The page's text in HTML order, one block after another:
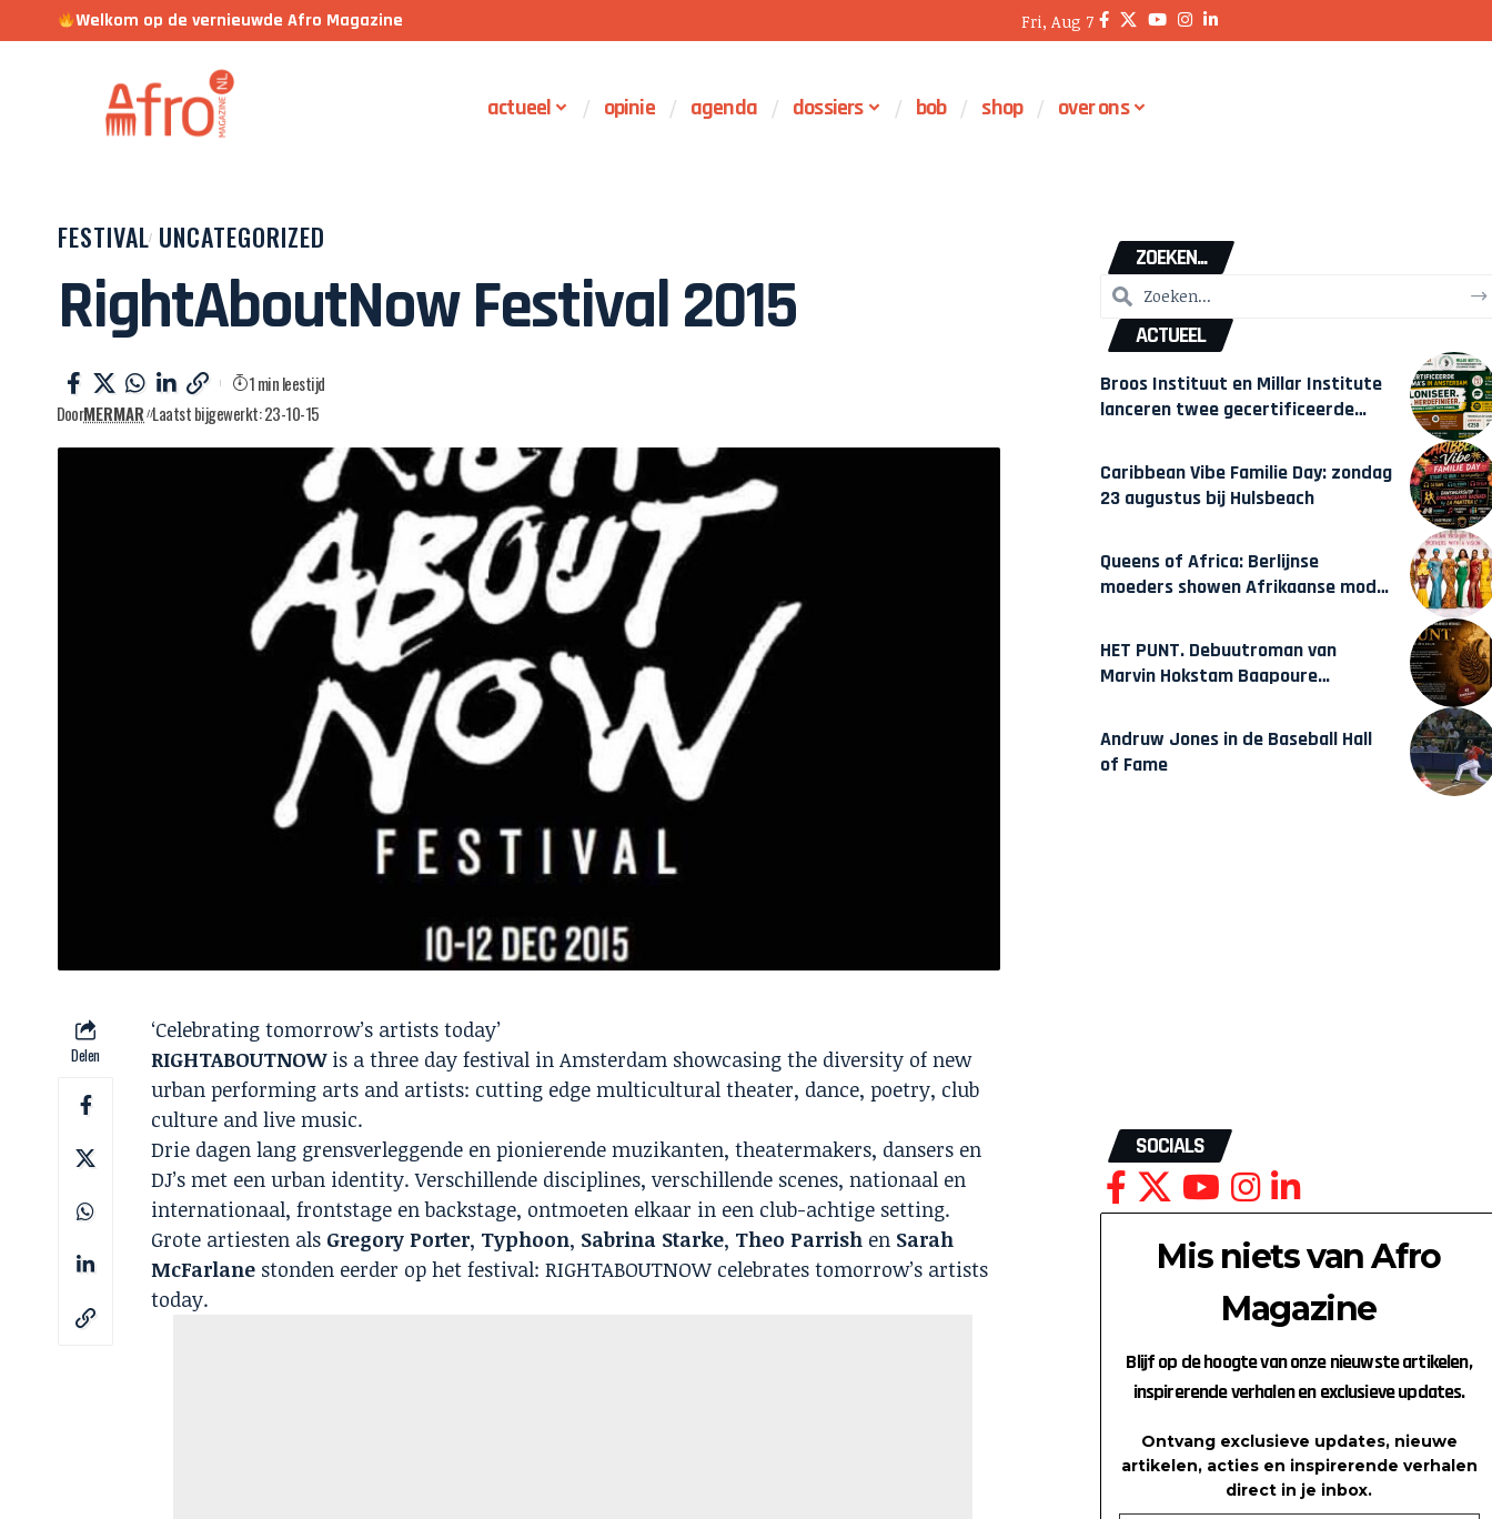
Welkom op de vernieuwde Afro Magazine Fri, Aug 7
actueel opinie agenda dossiers bob shop over ons
FESTIVAL UNCATEGORIZED
RightAboutNow Festival 2015
DoorMERMAR Laatst bijgewerkt: 23-10-15
1 min leestijd
Delen
‘Celebrating tomorrow’s artists today’
RIGHTABOUTNOWis a three day festival in Amsterdam showcasing the diversity of new
urban performing arts and artists: cutting edge multicultural theater, dance, poetry, club
culture and live music.
Drie dagen lang grensverleggende en pionierende muzikanten, theatermakers, dansers en
DJ’s met een urban identity. Verschillende disciplines, verschillende scenes, nationaal en
internationaal, frontstage en backstage, ontmoeten elkaar in een club-achtige setting.
Grote artiesten als Gregory Porter, Typhoon, Sabrina Starke, Theo Parrish en Sarah
McFarlane stonden eerder op het festival: RIGHTABOUTNOW celebrates tomorrow’s artists
today.
ZOEKEN...
ACTUEEL
Broos Instituut en Millar Institute
lanceren twee gecertificeerde
Amsterdam
Caribbean Vibe Familie Day: zondag
23 augustus bij Hulsbeach
Queens of Africa: Berlijnse
moeders showen Afrikaanse mode
HET PUNT. Debuutroman van
Marvin Hokstam Baapoure
Andruw Jones in de Baseball Hall
of Fame
SOCIALS
Mis niets van Afro
Magazine
Blijf op de hoogte van onze nieuwste artikelen,
inspirerende verhalen en exclusieve updates.
Ontvang exclusieve updates, nieuwe
artikelen, acties en inspirerende verhalen
direct in je inbox.